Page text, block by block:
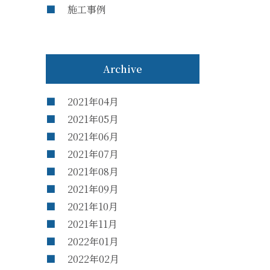
施工事例
Archive
2021年04月
2021年05月
2021年06月
2021年07月
2021年08月
2021年09月
2021年10月
2021年11月
2022年01月
2022年02月